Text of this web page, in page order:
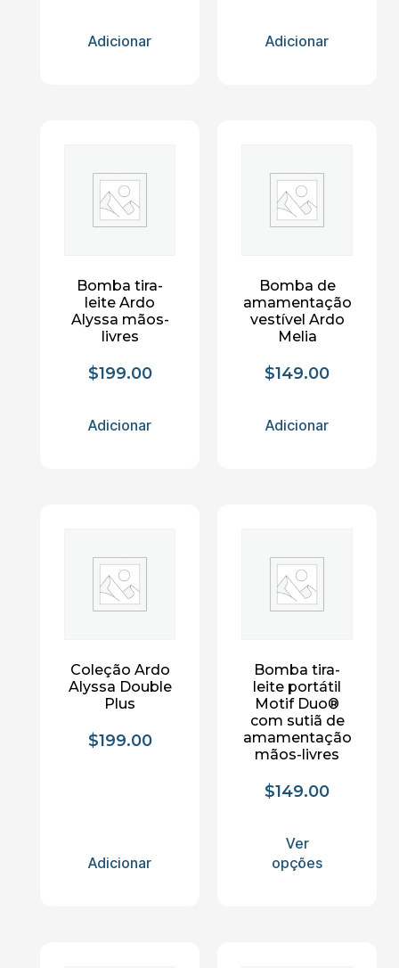
Adicionar Adicionar
Bomba tira-
leite Ardo
Alyssa mãos-
livres
$199.00
Adicionar
Bomba de
amamentação
vestível Ardo
Melia
$149.00
Adicionar
Coleção Ardo
Alyssa Double
Plus
$199.00
Adicionar
Bomba tira-
leite portátil
Motif Duo®
com sutiã de
amamentação
mãos-livres
$149.00
Ver
opções